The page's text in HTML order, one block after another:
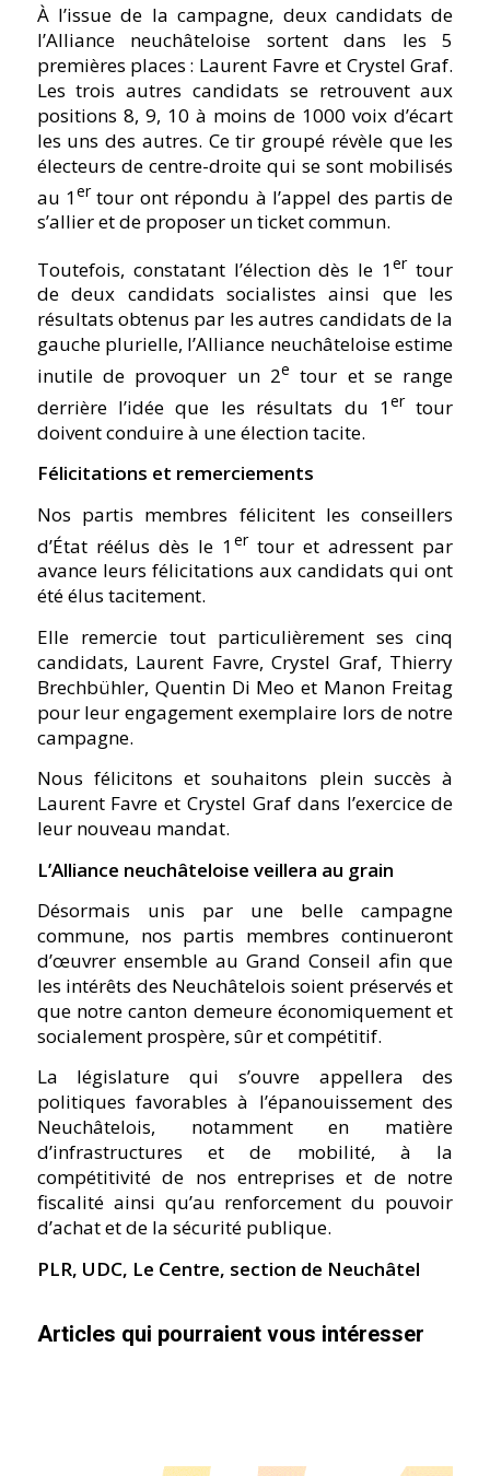
À l’issue de la campagne, deux candidats de
l’Alliance neuchâteloise sortent dans les 5
premières places : Laurent Favre et Crystel Graf.
Les trois autres candidats se retrouvent aux
positions 8, 9, 10 à moins de 1000 voix d’écart
les uns des autres. Ce tir groupé révèle que les
électeurs de centre-droite qui se sont mobilisés
au 1ertour ont répondu à l’appel des partis de
s’allier et de proposer un ticket commun.
Toutefois, constatant l’élection dès le 1ertour
de deux candidats socialistes ainsi que les
résultats obtenus par les autres candidats de la
gauche plurielle, l’Alliance neuchâteloise estime
inutile de provoquer un 2e tour et se range
derrière l’idée que les résultats du 1ertour
doivent conduire à une élection tacite.
Félicitations et remerciements
Nos partis membres félicitent les conseillers
d’État réélus dès le 1 ertour et adressent par
avance leurs félicitations aux candidats qui ont
été élus tacitement.
Elle remercie tout particulièrement ses cinq
candidats, Laurent Favre, Crystel Graf, Thierry
Brechbühler, Quentin Di Meo et Manon Freitag
pour leur engagement exemplaire lors de notre
campagne.
Nous félicitons et souhaitons plein succès à
Laurent Favre et Crystel Graf dans l’exercice de
leur nouveau mandat.
L’Alliance neuchâteloise veillera au grain
Désormais unis par une belle campagne
commune, nos partis membres continueront
d’œuvrer ensemble au Grand Conseil afin que
les intérêts des Neuchâtelois soient préservés et
que notre canton demeure économiquement et
socialement prospère, sûr et compétitif.
La législature qui s’ouvre appellera des
politiques favorables à l’épanouissement des
Neuchâtelois, notamment en matière
d’infrastructures et de mobilité, à la
compétitivité de nos entreprises et de notre
fiscalité ainsi qu’au renforcement du pouvoir
d’achat et de la sécurité publique.
PLR, UDC, Le Centre, section de Neuchâtel
Articles qui pourraient vous intéresser